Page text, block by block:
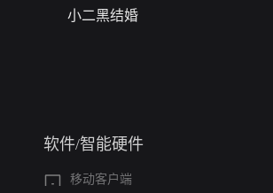
小二黑结婚
软件/智能硬件
移动客户端